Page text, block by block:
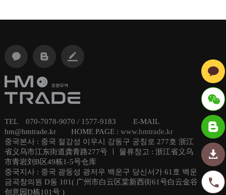
ID : hmt
radechi
na
TEL 070-7078-9070 / 1577-9183 E-MAIL
hm@hmtrade.kr HOME PAGE : www.hmtrade.kr
중국본사 : 중국 절강성 이우시 강동구 궁칭로 277호 浙江
省义乌市江东街道龚青路277号 ㅣ 물류창고 : 浙江省义乌
市青岩刘B区49栋1-5号仓库
중국지사 : 중국 광둥성 광저우 백운구 당신서가 61호 백운
금곡창의원 D동 101( 广州市白云区棠新西街61号白云金谷
创意园D栋101号 )